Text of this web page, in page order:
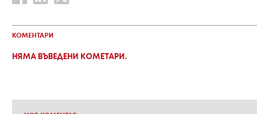
КОМЕНТАРИ
НЯМА ВЪВЕДЕНИ КОМЕТАРИ.